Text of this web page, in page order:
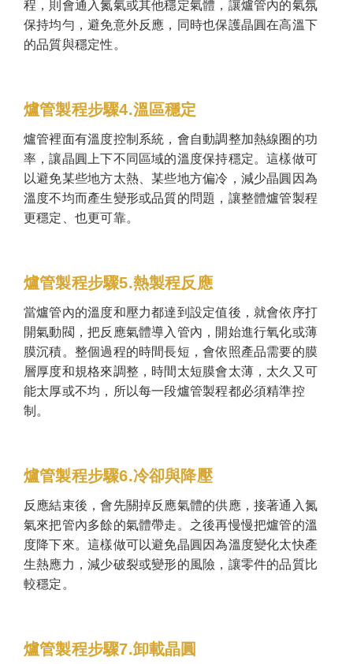
程，則會通入氮氣或其他穩定氣體，讓爐管內的氣氛
保持均勻，避免意外反應，同時也保護晶圓在高溫下
的品質與穩定性。
爐管製程步驟4.溫區穩定
爐管裡面有溫度控制系統，會自動調整加熱線圈的功
率，讓晶圓上下不同區域的溫度保持穩定。這樣做可
以避免某些地方太熱、某些地方偏冷，減少晶圓因為
溫度不均而產生變形或品質的問題，讓整體爐管製程
更穩定、也更可靠。
爐管製程步驟5.熱製程反應
當爐管內的溫度和壓力都達到設定值後，就會依序打
開氣動閥，把反應氣體導入管內，開始進行氧化或薄
膜沉積。整個過程的時間長短，會依照產品需要的膜
層厚度和規格來調整，時間太短膜會太薄，太久又可
能太厚或不均，所以每一段爐管製程都必須精準控
制。
爐管製程步驟6.冷卻與降壓
反應結束後，會先關掉反應氣體的供應，接著通入氮
氣來把管內多餘的氣體帶走。之後再慢慢把爐管的溫
度降下來。這樣做可以避免晶圓因為溫度變化太快產
生熱應力，減少破裂或變形的風險，讓零件的品質比
較穩定。
爐管製程步驟7.卸載晶圓